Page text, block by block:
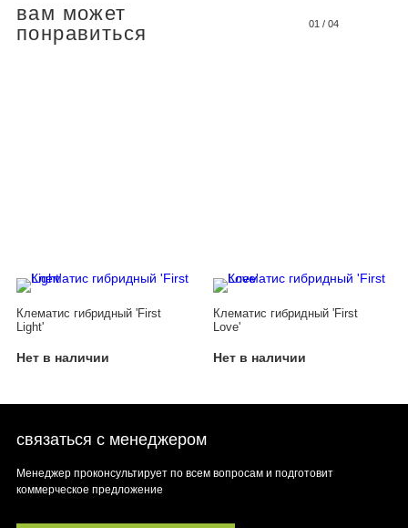
вам может
понравиться
01 / 04
Клематис гибридный 'First
Light'
Нет в наличии
Клематис гибридный 'First
Love'
Нет в наличии
связаться с менеджером
Менеджер проконсультирует по всем вопросам и подготовит
коммерческое предложение